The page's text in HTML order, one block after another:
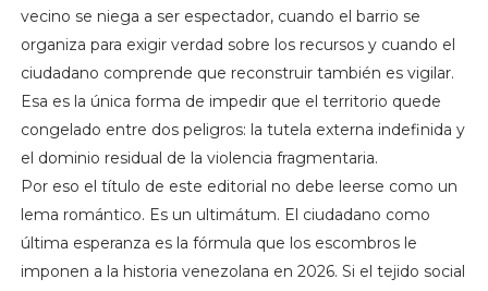
vecino se niega a ser espectador, cuando el barrio se
organiza para exigir verdad sobre los recursos y cuando el
ciudadano comprende que reconstruir también es vigilar.
Esa es la única forma de impedir que el territorio quede
congelado entre dos peligros: la tutela externa indefinida y
el dominio residual de la violencia fragmentaria.
Por eso el título de este editorial no debe leerse como un
lema romántico. Es un ultimátum. El ciudadano como
última esperanza es la fórmula que los escombros le
imponen a la historia venezolana en 2026. Si el tejido social